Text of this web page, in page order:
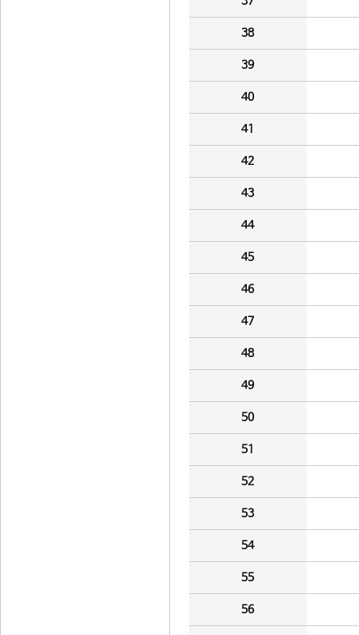
38
39
40
41
42
43
44
45
46
47
48
49
50
51
52
53
54
55
56